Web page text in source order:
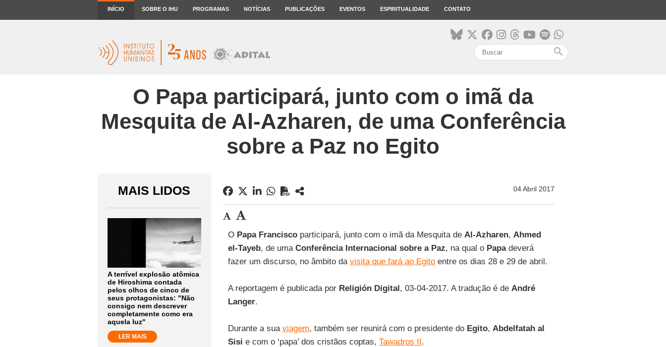
INÍCIO SOBRE O IHU PROGRAMAS NOTÍCIAS PUBLICAÇÕES EVENTOS ESPIRITUALIDADE CONTATO
search
O Papa participará, junto com o imã da
Mesquita de Al-Azharen, de uma Conferência
sobre a Paz no Egito
MAIS LIDOS
A terrível explosão atômica
de Hiroshima contada
pelos olhos de cinco de
seus protagonistas: "Não
consigo nem descrever
completamente como era
aquela luz"
LER MAIS
04 Abril 2017
O Papa Francisco participará, junto com o imã da Mesquita de Al-Azharen, Ahmed
el-Tayeb, de uma Conferência Internacional sobre a Paz, na qual o Papadeverá
fazer um discurso, no âmbito da visita que fará ao Egitoentre os dias 28 e 29 de abril.
A reportagem é publicada por Religión Digital, 03-04-2017. A tradução é de André
Langer.
Durante a sua viagem, também ser reunirá com o presidente do Egito, Abdelfatah al
Sisi e com o ‘papa’ dos cristãos coptas, Tawadros II.